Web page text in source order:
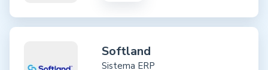
Softland
Sistema ERP